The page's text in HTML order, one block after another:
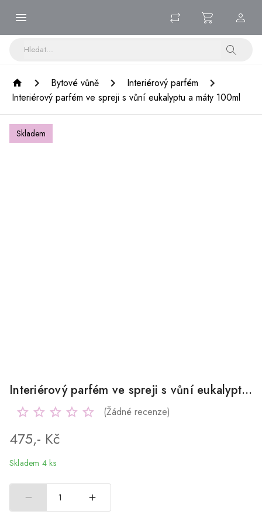
Bytové vůně
Interiérový parfém
Interiérový parfém ve spreji s vůní eukalyptu a máty 100ml
Skladem
Interiérový parfém ve spreji s vůní eukalyptu a máty 100ml
(Žádné recenze)
475,- Kč
Skladem 4 ks
1